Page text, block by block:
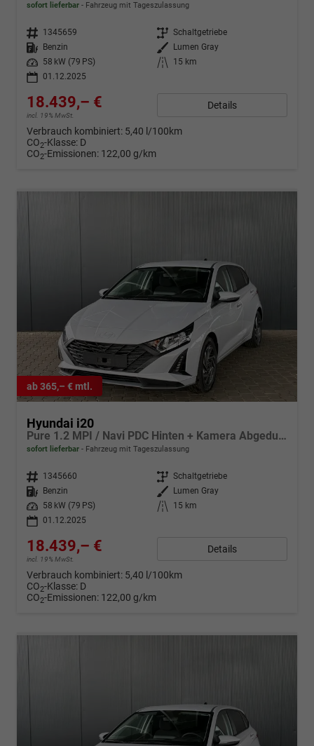
sofort lieferbar Fahrzeug mit Tageszulassung
Fahrzeugnr. 1345659 Getriebe Schaltgetriebe
Kraftstoff
Benzin Außenfarbe
Lumen Gray
Leistung
58 kW (79 PS) Kilometerstand
15 km
01.12.2025
18.439,– €
incl. 19% MwSt.
Details
Verbrauch kombiniert: 5,40 l/100km
CO2-Klasse: D
CO2-Emissionen: 122,00 g/km
ab 365,– € mtl.
Hyundai i20
Pure 1.2 MPI / Navi PDC Hinten + Kamera Abgedunkelte Scheiben Tempomat Alu 16"
sofort lieferbar Fahrzeug mit Tageszulassung
Fahrzeugnr. 1345660 Getriebe Schaltgetriebe
Kraftstoff
Benzin Außenfarbe
Lumen Gray
Leistung
58 kW (79 PS) Kilometerstand
15 km
01.12.2025
18.439,– €
incl. 19% MwSt.
Details
Verbrauch kombiniert: 5,40 l/100km
CO2-Klasse: D
CO2-Emissionen: 122,00 g/km